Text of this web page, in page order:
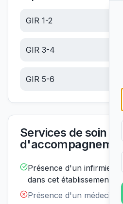
GIR 1-2
GIR 3-4
GIR 5-6
Services de soin et
Présence d'un infirmier
dans cet établissement :
Présence d'un médecin